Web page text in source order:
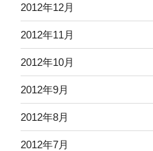
2012年12月
2012年11月
2012年10月
2012年9月
2012年8月
2012年7月